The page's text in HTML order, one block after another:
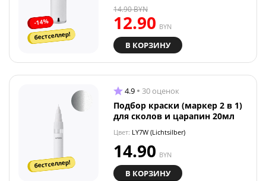
-14%
бестселлер!
12.90 BYN
14.90BYN
В КОРЗИНУ
бестселлер!
4.9 30 оценок
Подбор краски (маркер 2 в 1)
для сколов и царапин 20мл
Цвет: LY7W (Lichtsilber)
14.90 BYN
В КОРЗИНУ